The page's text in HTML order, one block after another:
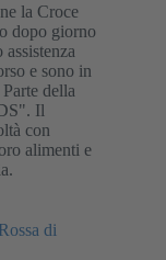
la Croce
dopo giorno
e sono in
della
Il
con
alimenti e
di